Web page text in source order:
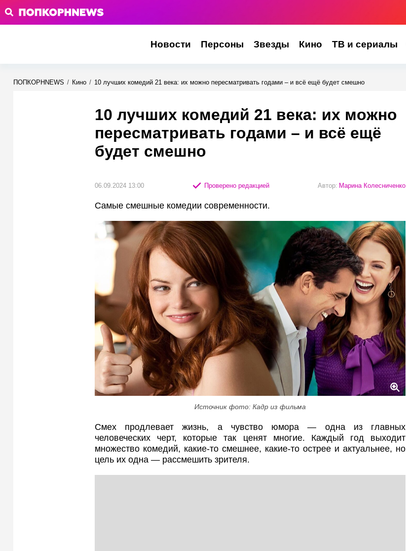
Новости Персоны Звезды Кино ТВ и сериалы
ПОПКОРНNEWS / Кино / 10 лучших комедий 21 века: их можно пересматривать годами – и всё ещё будет смешно
10 лучших комедий 21 века: их можно
пересматривать годами – и всё ещё
будет смешно
06.09.2024 13:00 Проверено редакцией Автор: Марина Колесниченко
Самые смешные комедии современности.
Источник фото: Кадр из фильма
Смех продлевает жизнь, а чувство юмора — одна из главных
человеческих черт, которые так ценят многие. Каждый год выходит
множество комедий, какие-то смешнее, какие-то острее и актуальнее, но
цель их одна — рассмешить зрителя.